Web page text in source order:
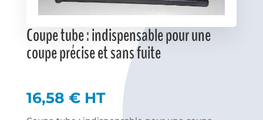
Coupe tube : indispensable pour une
coupe précise et sans fuite
16,58 € HT